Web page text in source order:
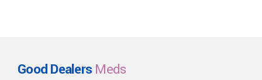
Good DealersMeds